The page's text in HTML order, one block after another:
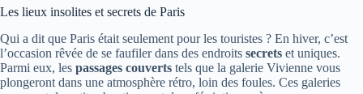
Les lieux insolites et secrets de Paris
Qui a dit que Paris était seulement pour les touristes ? En hiver, c’est
l’occasion rêvée de se faufiler dans des endroits secrets et uniques.
Parmi eux, les passages couverts tels que la galerie Vivienne vous
plongeront dans une atmosphère rétro, loin des foules. Ces galeries